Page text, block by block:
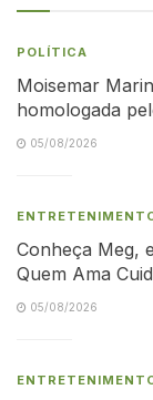
POLÍTICA
Moisemar
homologada
05/08/2026
Conheça Meg,
Quem Ama
05/08/2026